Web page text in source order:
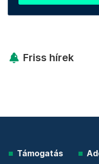
Friss hírek
Támogatás